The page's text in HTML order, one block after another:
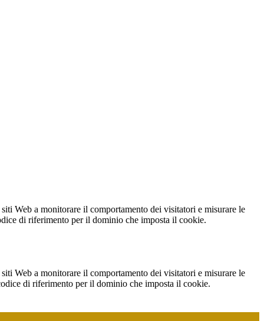
Web a monitorare il comportamento dei visitatori e misurare le
di riferimento per il dominio che imposta il cookie.
Web a monitorare il comportamento dei visitatori e misurare le
di riferimento per il dominio che imposta il cookie.